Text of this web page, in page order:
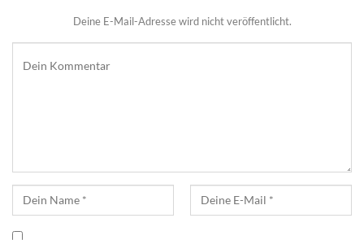
Deine E-Mail-Adresse wird nicht veröffentlicht.